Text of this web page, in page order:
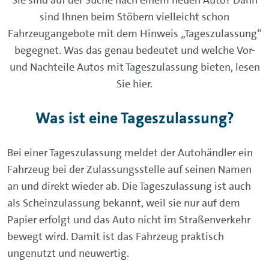
sind Ihnen beim Stöbern vielleicht schon
Fahrzeugangebote mit dem Hinweis „Tageszulassung“
begegnet. Was das genau bedeutet und welche Vor-
und Nachteile Autos mit Tageszulassung bieten, lesen
Sie hier.
Was ist eine Tageszulassung?
Bei einer Tageszulassung meldet der Autohändler ein
Fahrzeug bei der Zulassungsstelle auf seinen Namen
an und direkt wieder ab. Die Tageszulassung ist auch
als Scheinzulassung bekannt, weil sie nur auf dem
Papier erfolgt und das Auto nicht im Straßenverkehr
bewegt wird. Damit ist das Fahrzeug praktisch
ungenutzt und neuwertig.